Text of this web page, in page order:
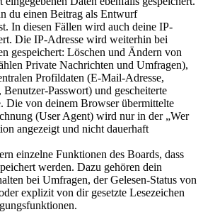
du einen Beitrag als Entwurf
In diesen Fällen wird auch deine IP-
Die IP-Adresse wird weiterhin bei
gespeichert: Löschen und Ändern von
Private Nachrichten und Umfragen),
Profildaten (E-Mail-Adresse,
Passwort) und gescheiterte
Die von deinem Browser übermittelte
(User Agent) wird nur in der „Wer
angezeigt und nicht dauerhaft
einzelne Funktionen des Boards, dass
werden. Dazu gehören dein
bei Umfragen, der Gelesen-Status von
explizit von dir gesetzte Lesezeichen